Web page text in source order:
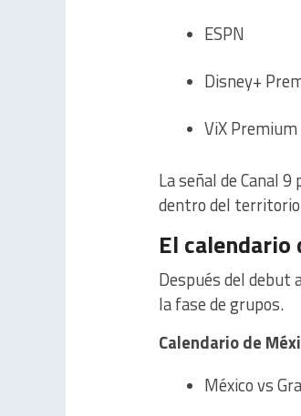
ESPN
Disney+
ViX Premium
La señal de Canal
dentro del
El calendario
Después del debut
la fase de grupos.
Calendario de
México vs